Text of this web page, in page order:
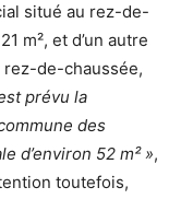
situé au rez-de-
m², et d’un autre
rez-de-chaussée,
prévu la
des
d’environ 52 m² »,
toutefois,